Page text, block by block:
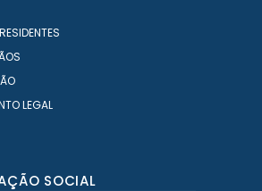
LEGAL
SOCIAL